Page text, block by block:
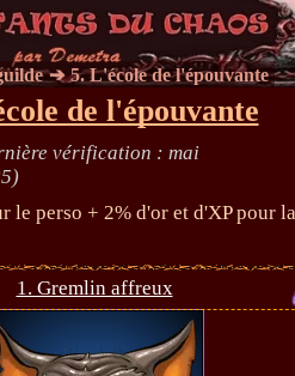
5. L'école de l'épouvante
de l'épouvante
vérification : mai
le perso + 2% d'or et d'XP pour la
1. Gremlin affreux